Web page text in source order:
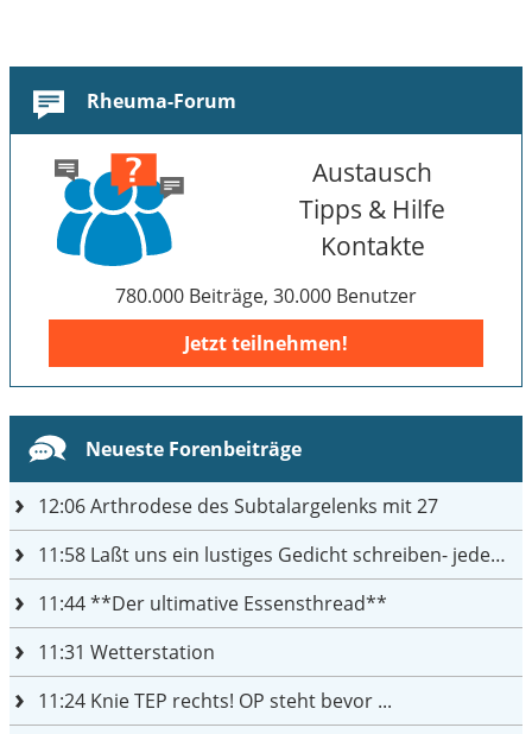
Rheuma-Forum
Austausch
Tipps & Hilfe
Kontakte
780.000 Beiträge, 30.000 Benutzer
Jetzt teilnehmen!
Neueste Forenbeiträge
12:06Arthrodese des Subtalargelenks mit 27
11:58 Laßt uns ein lustiges Gedicht schreiben- jeder einen Satz
11:44**Der ultimative Essensthread**
11:31 Wetterstation
11:24 Knie TEP rechts! OP steht bevor ...